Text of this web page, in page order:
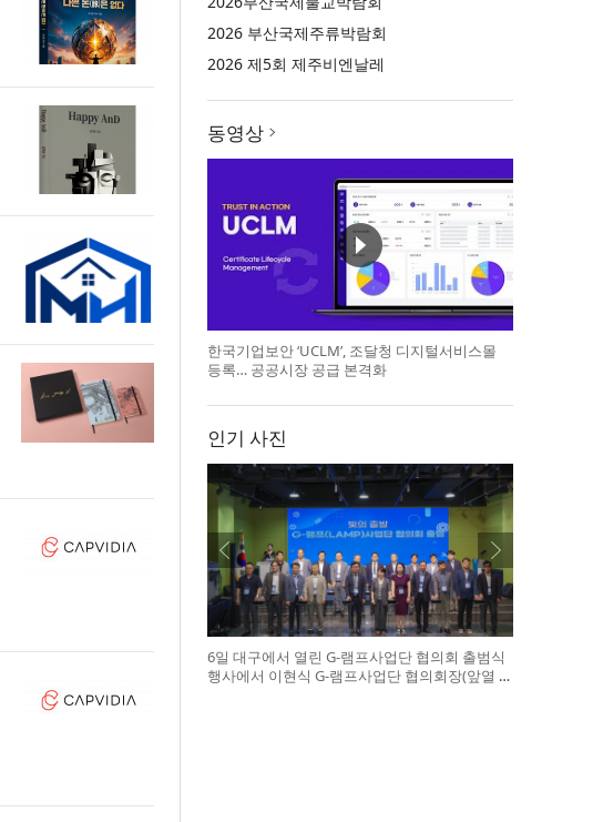
2026 부산국제주류박람회
2026 제5회 제주비엔날레
동영상
한국기업보안 ‘UCLM’, 조달청 디지털서비스몰
등록… 공공시장 공급 본격화
인기 사진
6일 대구에서 열린 G-램프사업단 협의회 출범식
행사에서 이현식 G-램프사업단 협의회장(앞열 왼